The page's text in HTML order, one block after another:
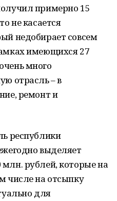
примерно 15
не касается
недобирает совсем
имеющихся 27
много
отрасль – в
ремонт и
республики
выделяет
рублей, которые на
числе на отсыпку
для